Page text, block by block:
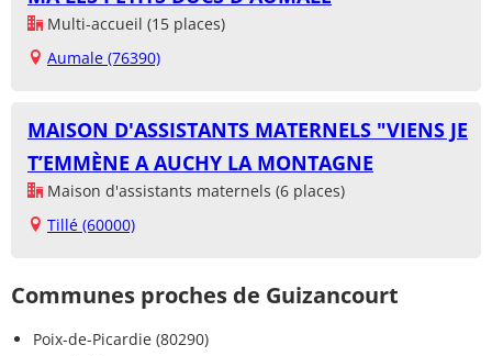
Multi-accueil (15 places)
Aumale (76390)
MAISON D'ASSISTANTS MATERNELS "VIENS JE
T’EMMÈNE A AUCHY LA MONTAGNE
Maison d'assistants maternels (6 places)
Tillé (60000)
Communes proches de Guizancourt
Poix-de-Picardie (80290)